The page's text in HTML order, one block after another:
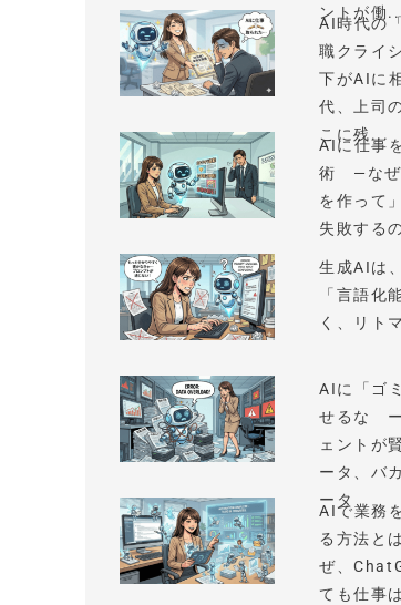
ントが働
AI時代の
職クライ
下がAIに
代、上司
こに残...
AIに仕事
術 —なぜ
を作って
失敗する
生成AIは
「言語化
く、リト
AIに「ゴ
せるな
ェントが
ータ、バ
ータ
AIで業務
る方法と
ぜ、
ても仕事